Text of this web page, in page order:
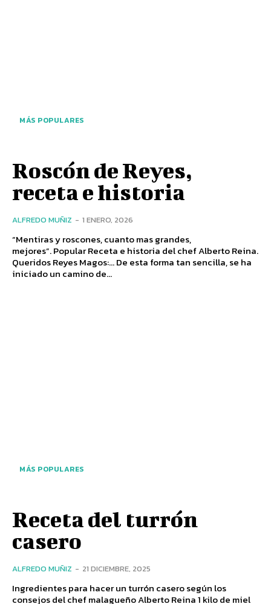
MÁS POPULARES
Roscón de Reyes,
receta e historia
ALFREDO MUÑIZ - 1 ENERO, 2026
“Mentiras y roscones, cuanto mas grandes,
mejores”. Popular Receta e historia del chef Alberto Reina.
Queridos Reyes Magos:... De esta forma tan sencilla, se ha
iniciado un camino de...
MÁS POPULARES
Receta del turrón
casero
ALFREDO MUÑIZ - 21 DICIEMBRE, 2025
Ingredientes para hacer un turrón casero según los
consejos del chef malagueño Alberto Reina 1 kilo de miel